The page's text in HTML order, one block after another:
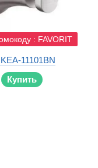
: FAVORIT
11101BN
Купить